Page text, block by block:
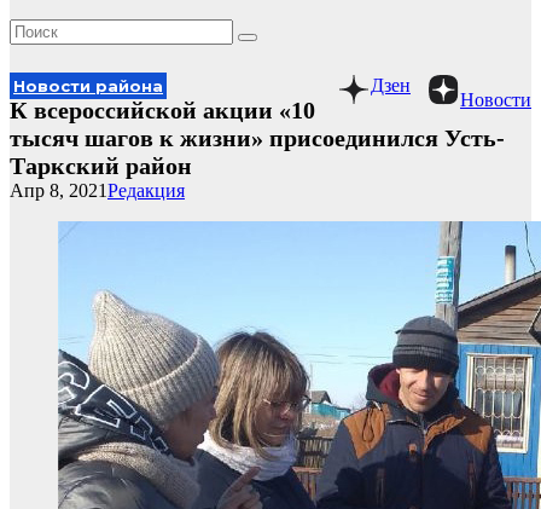
Новости
Дзен
Новости района
К всероссийской акции «10
тысяч шагов к жизни» присоединился Усть-
Таркский район
Редакция
Апр 8, 2021